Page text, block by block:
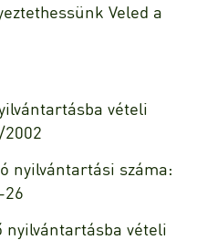
Veled a
vételi
nyilvántartási száma:
26
vételi